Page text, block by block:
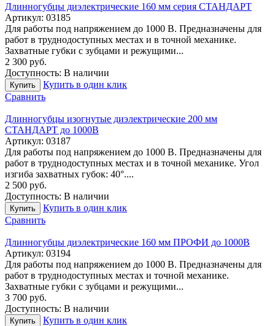
Длинногубцы диэлектрические 160 мм серия СТАНДАРТ
Артикул: 03185
Для работы под напряжением до 1000 В. Предназначены для
работ в труднодоступных местах и в точной механике.
Захватные губки с зубцами и режущими...
2 300 руб.
Доступность: В наличии
Купить
Купить в один клик
Сравнить
Длинногубцы изогнутые диэлектрические 200 мм
СТАНДАРТ до 1000В
Артикул: 03187
Для работы под напряжением до 1000 В. Предназначены для
работ в труднодоступных местах и в точной механике. Угол
изгиба захватных губок: 40°....
2 500 руб.
Доступность: В наличии
Купить
Купить в один клик
Сравнить
Длинногубцы диэлектрические 160 мм ПРОФИ до 1000В
Артикул: 03194
Для работы под напряжением до 1000 В. Предназначены для
работ в труднодоступных местах и точной механике.
Захватные губки с зубцами и режущими...
3 700 руб.
Доступность: В наличии
Купить
Купить в один клик